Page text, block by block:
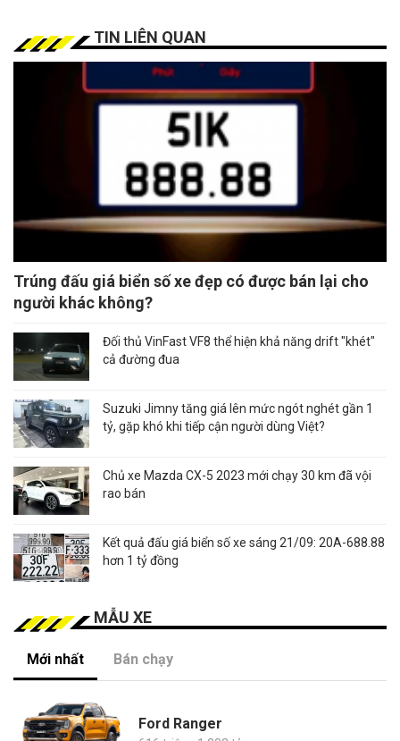
TIN LIÊN QUAN
Trúng đấu giá biển số xe đẹp có được bán lại cho
người khác không?
Đối thủ VinFast VF8 thể hiện khả năng drift "khét"
cả đường đua
Suzuki Jimny tăng giá lên mức ngót nghét gần 1
tỷ, gặp khó khi tiếp cận người dùng Việt?
Chủ xe Mazda CX-5 2023 mới chạy 30 km đã vội
rao bán
Kết quả đấu giá biển số xe sáng 21/09: 20A-688.88
hơn 1 tỷ đồng
MẪU XE
Mới nhất Bán chạy
Ford Ranger